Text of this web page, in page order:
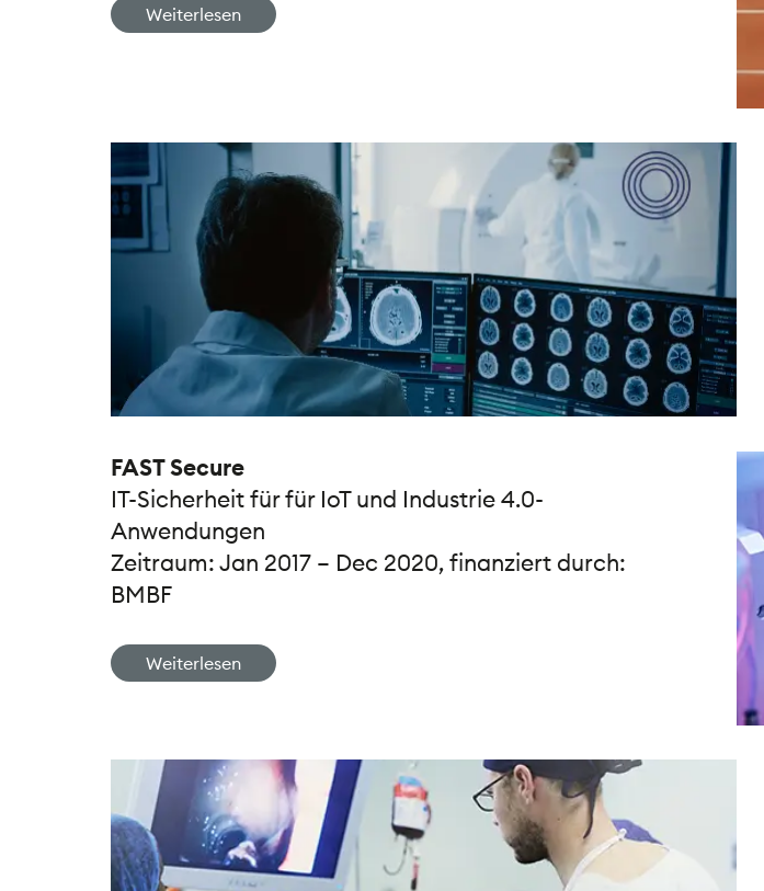
Weiterlesen
FAST Secure
IT-Sicherheit für für IoT und Industrie 4.0-
Anwendungen
Zeitraum: Jan 2017 – Dec 2020, finanziert durch:
BMBF
Weiterlesen